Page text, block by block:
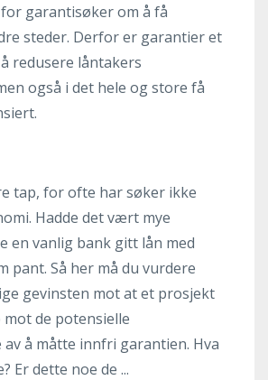
garantisøker om å få
steder. Derfor er garantier et
redusere låntakers
også i det hele og store få
tap, for ofte har søker ikke
Hadde det vært mye
en vanlig bank gitt lån med
pant. Så her må du vurdere
gevinsten mot at et prosjekt
de potensielle
av å måtte innfri garantien. Hva
Er dette noe de ...